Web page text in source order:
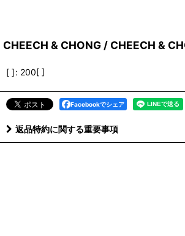
CHEECH & CHONG / CHEECH &
[ ]: 200[ ]
Facebookでシェア
返品特約に関する重要事項